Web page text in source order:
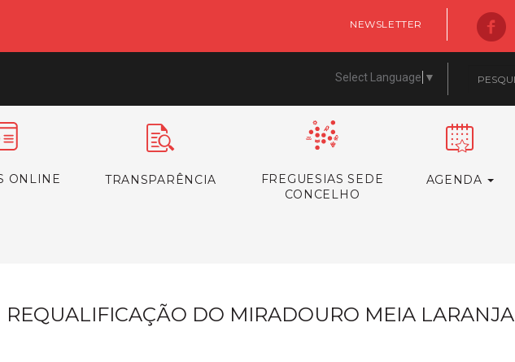
NEWSLETTER
Select Language ▼
ONLINE TRANSPARÊNCIA
FREGUESIAS SEDE
CONCELHO
AGENDA
REQUALIFICAÇÃO DO MIRADOURO MEIA LARANJA